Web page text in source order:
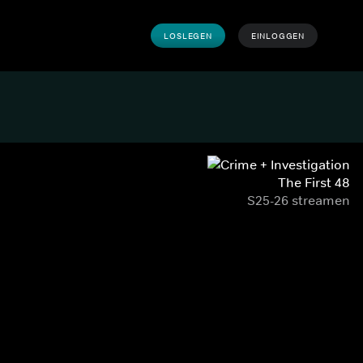
LOSLEGEN EINLOGGEN
The First 48
S25-26 streamen